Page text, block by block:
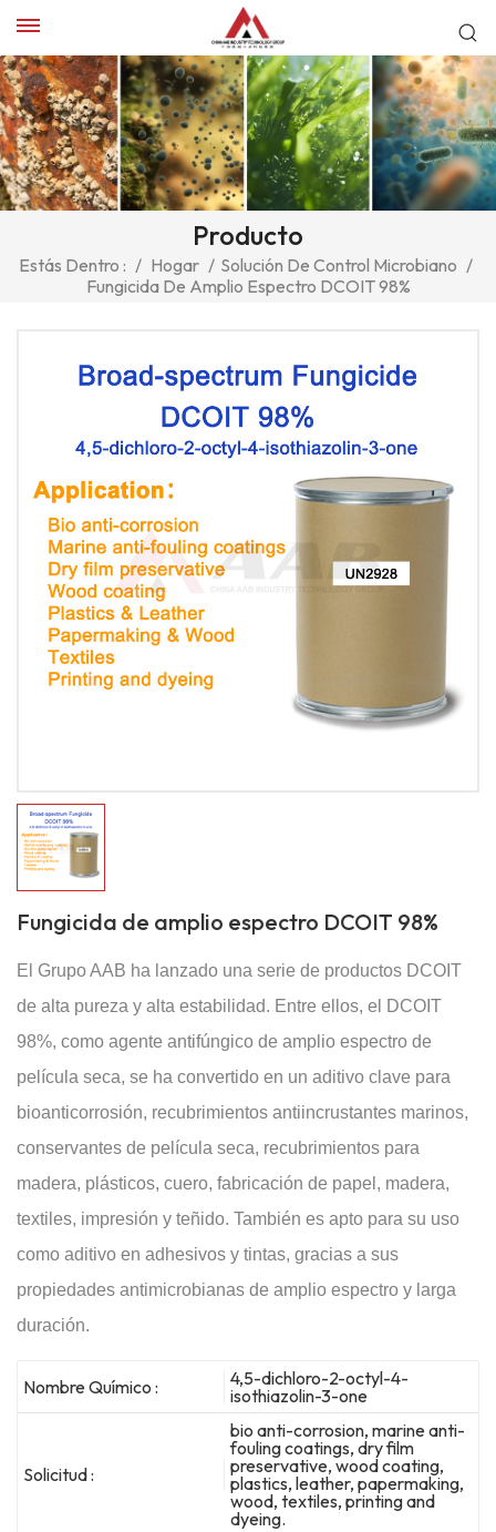
Producto
Estás Dentro : / Hogar / Solución De Control Microbiano /
Fungicida De Amplio Espectro DCOIT 98%
Fungicida de amplio espectro DCOIT 98%
El Grupo AAB ha lanzado una serie de productos DCOIT
de alta pureza y alta estabilidad. Entre ellos, el DCOIT
98%, como agente antifúngico de amplio espectro de
película seca, se ha convertido en un aditivo clave para
bioanticorrosión, recubrimientos antiincrustantes marinos,
conservantes de película seca, recubrimientos para
madera, plásticos, cuero, fabricación de papel, madera,
textiles, impresión y teñido. También es apto para su uso
como aditivo en adhesivos y tintas, gracias a sus
propiedades antimicrobianas de amplio espectro y larga
duración.
Nombre Químico :
4,5-dichloro-2-octyl-4-
isothiazolin-3-one
Solicitud :
bio anti-corrosion, marine anti-
fouling coatings, dry film
preservative, wood coating,
plastics, leather, papermaking,
wood, textiles, printing and
dyeing.